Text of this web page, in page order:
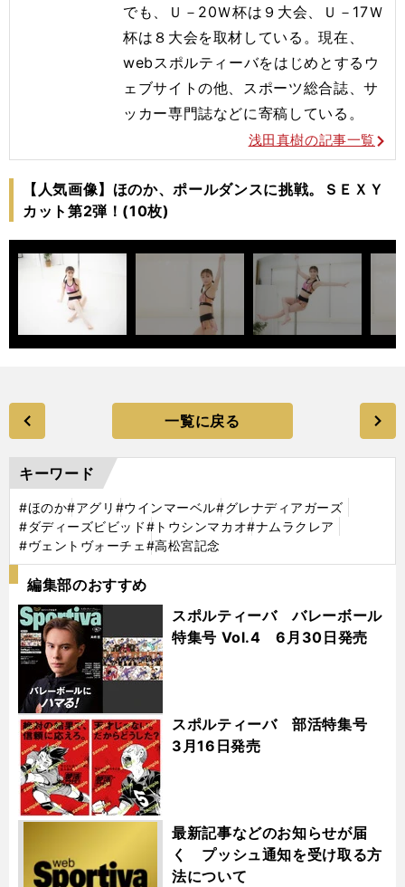
でも、Ｕ－20Ｗ杯は９大会、Ｕ－17Ｗ
杯は８大会を取材している。現在、
webスポルティーバをはじめとするウ
ェブサイトの他、スポーツ総合誌、サ
ッカー専門誌などに寄稿している。
浅田真樹の記事一覧
【人気画像】ほのか、ポールダンスに挑戦。ＳＥＸＹ
カット第2弾！(10枚)
一覧に戻る
キーワード
#ほのか#アグリ #ウインマーベル#グレナディアガーズ
#ダディーズビビッド#トウシンマカオ#ナムラクレア
#ヴェントヴォーチェ #高松宮記念
編集部のおすすめ
スポルティーバ バレーボール
特集号 Vol.4 6月30日発売
スポルティーバ 部活特集号
3月16日発売
最新記事などのお知らせが届
く プッシュ通知を受け取る方
法について